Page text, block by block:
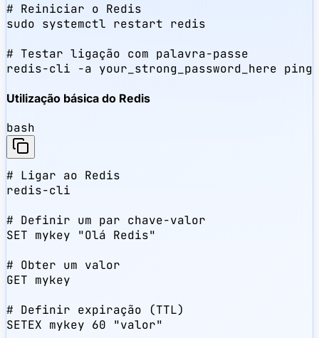
# Reiniciar o Redis
sudo systemctl restart redis
# Testar ligação com palavra-passe
redis-cli -a your_strong_password_here ping
Utilização básica do Redis
bash
# Ligar ao Redis
redis-cli
# Definir um par chave-valor
SET mykey "Olá Redis"
# Obter um valor
GET mykey
# Definir expiração (TTL)
SETEX mykey 60 "valor"